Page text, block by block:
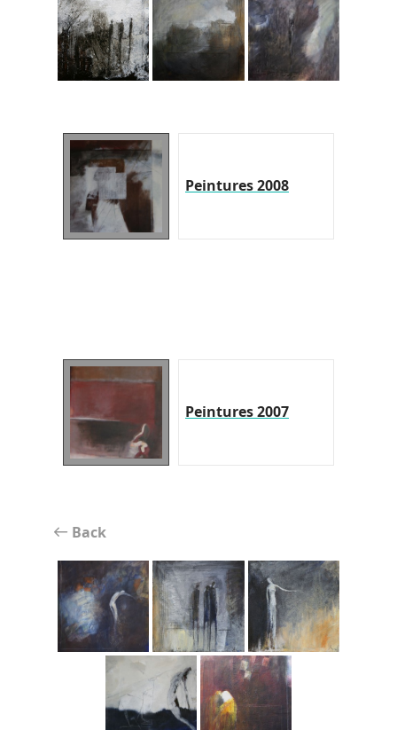
Peintures 2008
Peintures 2007
Back